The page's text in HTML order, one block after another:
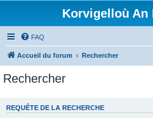
Korvigelloù An
FAQ
Accueil du forum Rechercher
Rechercher
REQUÊTE DE LA RECHERCHE